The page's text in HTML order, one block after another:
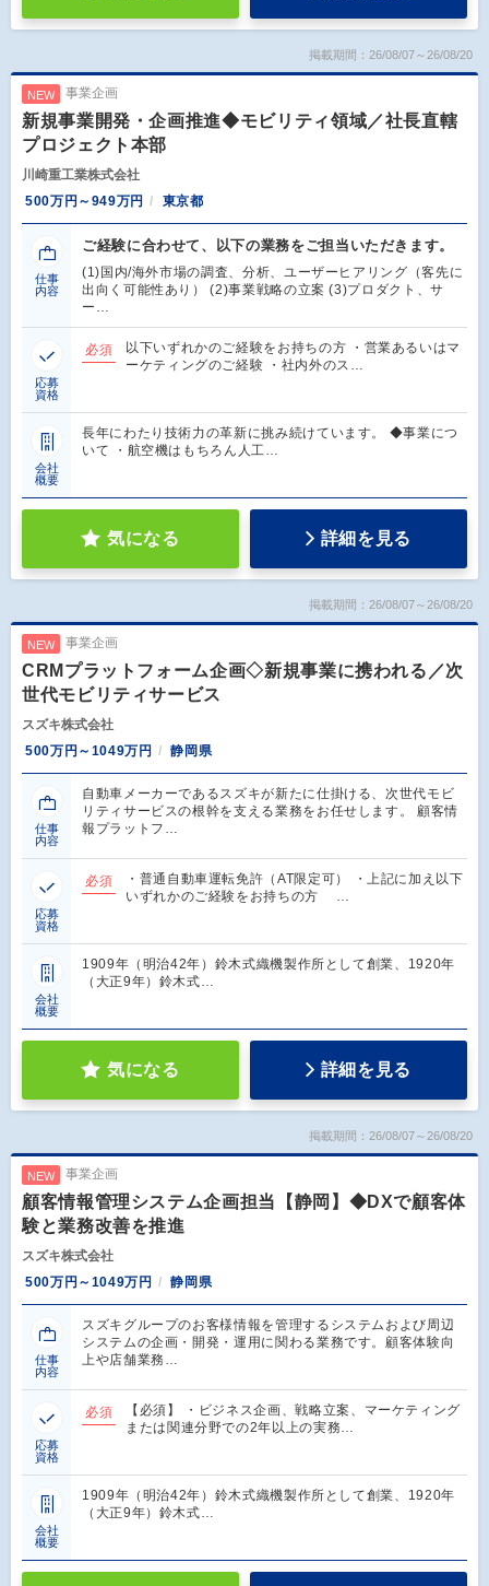
掲載期間：26/08/07～26/08/20
NEW 事業企画
新規事業開発・企画推進◆モビリティ領域／社長直轄
プロジェクト本部
川崎重工業株式会社
500万円～949万円
東京都
仕事
内容
ご経験に合わせて、以下の業務をご担当いただきます。
(1)国内/海外市場の調査、分析、ユーザーヒアリング（客先に
出向く可能性あり） (2)事業戦略の立案 (3)プロダクト、サ
ー…
応募
資格
必須
以下いずれかのご経験をお持ちの方 ・営業あるいはマ
ーケティングのご経験 ・社内外のス…
会社
概要
長年にわたり技術力の革新に挑み続けています。 ◆事業につ
いて ・航空機はもちろん人工…
気になる 詳細を見る
掲載期間：26/08/07～26/08/20
NEW 事業企画
CRMプラットフォーム企画◇新規事業に携われる／次
世代モビリティサービス
スズキ株式会社
500万円～1049万円
静岡県
仕事
内容
自動車メーカーであるスズキが新たに仕掛ける、次世代モビ
リティサービスの根幹を支える業務をお任せします。 顧客情
報プラットフ…
応募
資格
必須
・普通自動車運転免許（AT限定可） ・上記に加え以下
いずれかのご経験をお持ちの方 …
会社
概要
1909年（明治42年）鈴木式織機製作所として創業、1920年
（大正9年）鈴木式…
気になる 詳細を見る
掲載期間：26/08/07～26/08/20
NEW 事業企画
顧客情報管理システム企画担当【静岡】◆DXで顧客体
験と業務改善を推進
スズキ株式会社
500万円～1049万円
静岡県
仕事
内容
スズキグループのお客様情報を管理するシステムおよび周辺
システムの企画・開発・運用に関わる業務です。顧客体験向
上や店舗業務…
応募
資格
必須
【必須】 ・ビジネス企画、戦略立案、マーケティング
または関連分野での2年以上の実務…
会社
概要
1909年（明治42年）鈴木式織機製作所として創業、1920年
（大正9年）鈴木式…